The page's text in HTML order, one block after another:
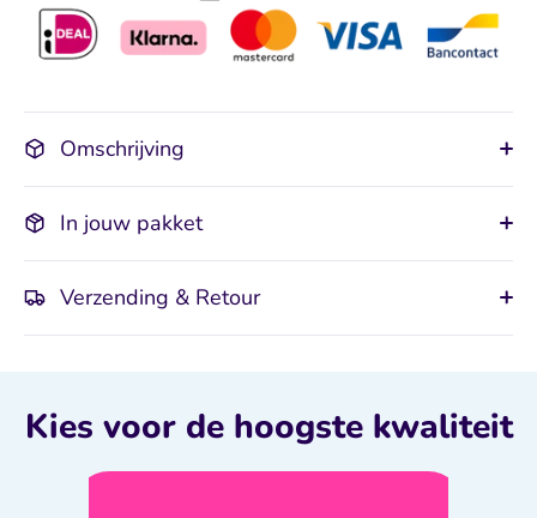
Omschrijving
In jouw pakket
Verzending & Retour
Kies voor de hoogste kwaliteit